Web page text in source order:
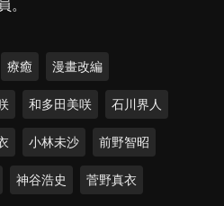
。
療癒 漫畫改編
和多田美咲 石川界人
小林未沙 前野智昭
神谷浩史 菅野真衣